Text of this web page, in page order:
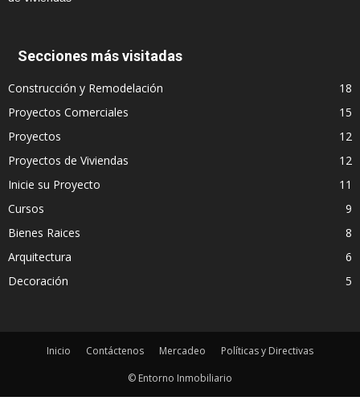
Secciones más visitadas
Construcción y Remodelación
18
Proyectos Comerciales
15
Proyectos
12
Proyectos de Viviendas
12
Inicie su Proyecto
11
Cursos
9
Bienes Raices
8
Arquitectura
6
Decoración
5
Inicio Contáctenos Mercadeo
Políticas y Directivas
© Entorno Inmobiliario